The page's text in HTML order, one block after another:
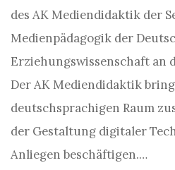
des AK Mediendidaktik der
Medienpädagogik der
Erziehungswissenschaft an
Der AK Mediendidaktik
deutschsprachigen Raum
der Gestaltung digitaler
Anliegen beschäftigen.…